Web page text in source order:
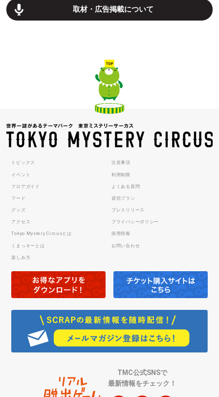
取材・広告掲載について
トピックス
イベント
フロアガイド
フード
グッズ
アクセス
Tokyo Mystery Circusとは
くまっキーとは
楽しみ方
注意事項
利用制限
よくある質問
貸切プラン
プレスリリース
プライバシーポリシー
採用情報
お問い合わせ
TMC公式SNSで
最新情報をチェック！